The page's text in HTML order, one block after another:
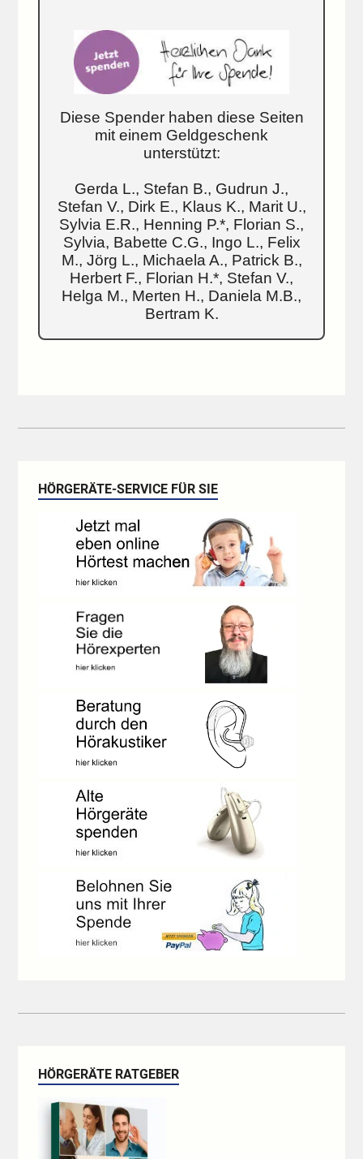
Diese Spender haben diese Seiten
mit einem Geldgeschenk
unterstützt:
Gerda L., Stefan B., Gudrun J.,
Stefan V., Dirk E., Klaus K., Marit U.,
Sylvia E.R., Henning P.*, Florian S.,
Sylvia, Babette C.G., Ingo L., Felix
M., Jörg L., Michaela A., Patrick B.,
Herbert F., Florian H.*, Stefan V.,
Helga M., Merten H., Daniela M.B.,
Bertram K.
HÖRGERÄTE-SERVICE FÜR SIE
HÖRGERÄTE RATGEBER